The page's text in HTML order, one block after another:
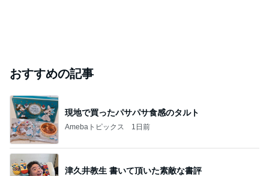
おすすめの記事
現地で買ったパサパサ食感のタルト
Amebaトピックス 1日前
津久井教生 書いて頂いた素敵な書評